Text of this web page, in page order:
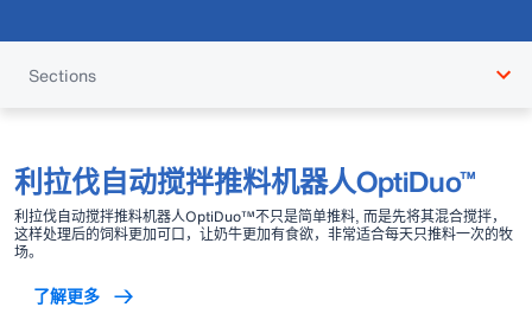
Sections
利拉伐自动搅拌推料机器人OptiDuo™
利拉伐自动搅拌推料机器人OptiDuo™不只是简单推料, 而是先将其混合搅拌，
这样处理后的饲料更加可口，让奶牛更加有食欲，非常适合每天只推料一次的牧
场。
了解更多